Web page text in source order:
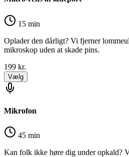
15 min
Oplader den dårligt? Vi fjerner
mikroskop uden at skade pins.
199 kr.
Vælg
Mikrofon
45 min
Kan folk ikke høre dig under opkald?